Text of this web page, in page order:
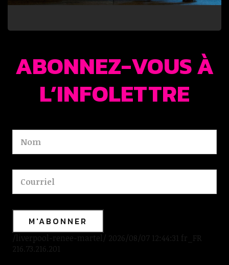
ABONNEZ-VOUS À
L’INFOLETTRE
/liverpool-renee-martel/ 2026/08/07 12:44:31 fr_FR
216.73.216.201